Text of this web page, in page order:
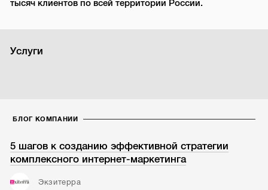
тысяч клиентов по всей территории России.
Услуги
БЛОГ КОМПАНИИ
5 шагов к созданию эффективной стратегии
комплексного интернет-маркетинга
Экзитерра